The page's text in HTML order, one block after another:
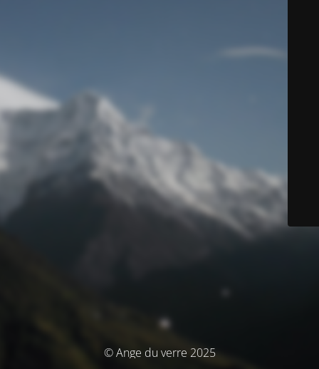
© Ange du verre 2025